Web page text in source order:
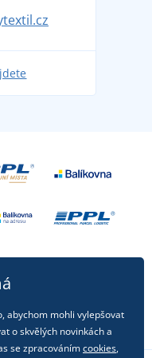
léto
abychom mohli vylepšovat
o skvělých novinkách a
se zpracovánímcookies,